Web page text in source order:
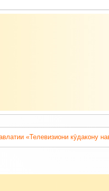
«Телевизиони кӯдакону